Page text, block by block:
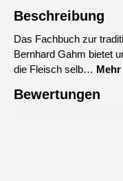
Beschreibung
Das Fachbuch zur
Bernhard Gahm bietet
die Fleisch selb… Mehr
Bewertungen